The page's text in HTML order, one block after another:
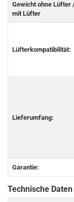
Gewicht ohne Lüfter
mit Lüfter
Lüfterkompatibilität:
Lieferumfang:
Garantie:
Technische